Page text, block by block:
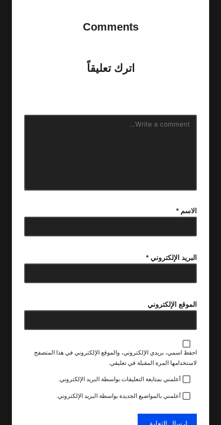
Comments
اترك تعليقاً
الاسم*
البريد الإلكتروني*
الموقع الإلكتروني
احفظ اسمي، بريدي الإلكتروني، والموقع الإلكتروني في هذا المتصفح
لاستخدامها المرة المقبلة في تعليقي.
أعلمني بمتابعة التعليقات بواسطة البريد الإلكتروني.
أعلمني بالمواضيع الجديدة بواسطة البريد الإلكتروني.